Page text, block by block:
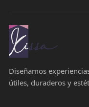
Diseñamos
útiles, duraderos y